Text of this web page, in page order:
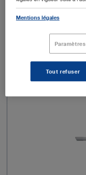
Mentions légales
Tout refuser